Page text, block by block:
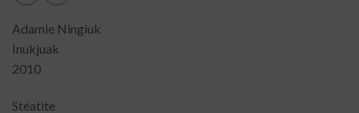
Adamie Ningiuk
Inukjuak
2010
Stéatite